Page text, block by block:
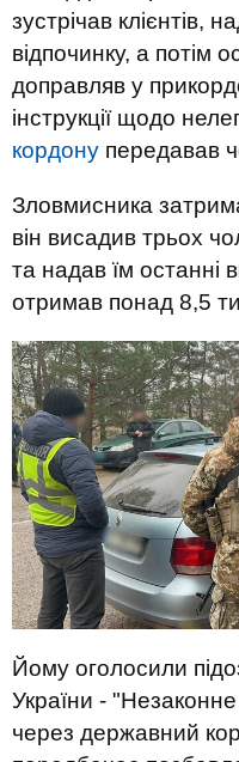
зустрічав клієнтів,
відпочинку, а потім
доправляв у
інструкції щодо
кордону передавав
Зловмисника
він висадив трьох
та надав їм останні
отримав понад 8,5
Йому оголосили
України -
через державний